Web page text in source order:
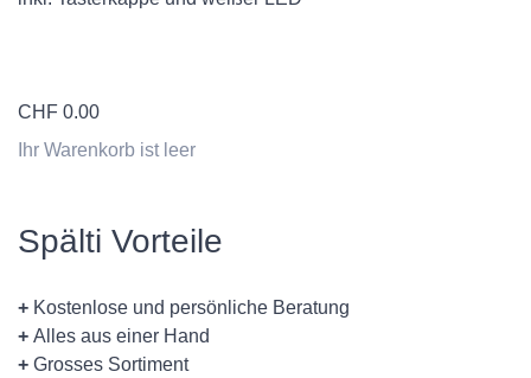
CHF 0.00
Ihr Warenkorb ist leer
Spälti Vorteile
+ Kostenlose und persönliche Beratung
+ Alles aus einer Hand
+ Grosses Sortiment